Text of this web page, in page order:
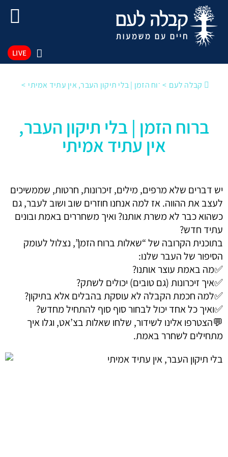
LIVE
ברוח הזמן | בלי תיקון העבר, אין עתיד אמיתי
ברוח הזמן | בלי תיקון העבר,
אין עתיד אמיתי
יש דברים שלא מרפים, מילים, זיכרונות, חרטות, שממשיכים
לעצב את ההווה. אז למה אנחנו חוזרים שוב ושוב לעבר, גם
כשהוא כבר לא משרת אותנו? ואיך משחררים באמת ובונים
עתיד חדש?
בתוכנית הקרובה של “שאלות ברוח הזמן”, נצלול לעומק
הסיפור של העבר שלנו:
✅מה באמת עוצר אותנו?
✅איך זיכרונות (גם טובים) יכולים לשתק?
✅למה חכמת הקבלה לא עוסקת בהבלים אלא בתיקון?
✅ואיך כל אחד יכול לבחור סוף סוף להתחיל מחדש?
💬הצטרפו אלינו לשידור, שלחו שאלות בצ’אט, וגלו איך
מתחילים לשחרר באמת.